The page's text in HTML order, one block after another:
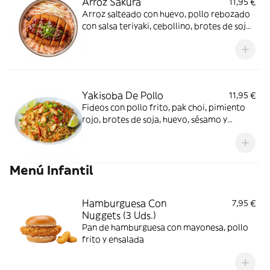
Arroz salteado con huevo, pollo rebozado
con salsa teriyaki, cebollino, brotes de soja
Yakisoba De Pollo
11,95 €
Fideos con pollo frito, pak choi, pimiento
rojo, brotes de soja, huevo, sésamo y
Menú Infantil
Hamburguesa Con
Nuggets (3 Uds.)
7,95 €
Pan de hamburguesa con mayonesa, pollo
frito y ensalada